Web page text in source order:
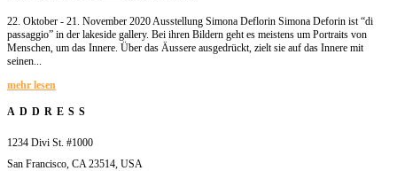
22. Oktober - 21. November 2020 Ausstellung Simona Deflorin Simona Deforin ist “di
passaggio” in der lakeside gallery. Bei ihren Bildern geht es meistens um Portraits von
Menschen, um das Innere. Über das Äussere ausgedrückt, zielt sie auf das Innere mit
seinen...
mehr lesen
ADDRESS
1234 Divi St. #1000
San Francisco, CA 23514, USA